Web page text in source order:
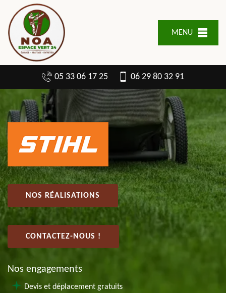
MENU
05 33 06 17 25 06 29 80 32 91
NOS RÉALISATIONS
CONTACTEZ-NOUS !
Nos engagements
Devis et déplacement gratuits